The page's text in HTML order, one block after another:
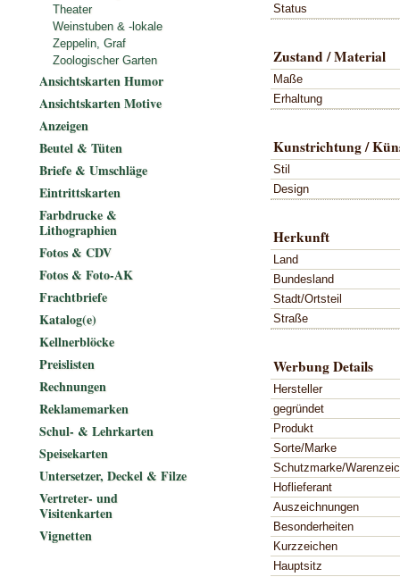
Status
Zustand / Material
Maße
Erhaltung
Kunstrichtung /
Stil
Design
Herkunft
Land
Bundesland
Stadt/Ortsteil
Straße
Werbung Details
Hersteller
gegründet
Produkt
Sorte/Marke
Schutzmarke/
Hoflieferant
Auszeichnungen
Besonderheiten
Kurzzeichen
Hauptsitz
Theater
Weinstuben & -lokale
Zeppelin, Graf
Zoologischer Garten
Ansichtskarten Humor
Ansichtskarten Motive
Anzeigen
Beutel & Tüten
Briefe & Umschläge
Eintrittskarten
Farbdrucke &
Lithographien
Fotos & CDV
Fotos & Foto-AK
Frachtbriefe
Katalog(e)
Kellnerblöcke
Preislisten
Rechnungen
Reklamemarken
Schul- & Lehrkarten
Speisekarten
Untersetzer, Deckel & Filze
Vertreter- und
Visitenkarten
Vignetten